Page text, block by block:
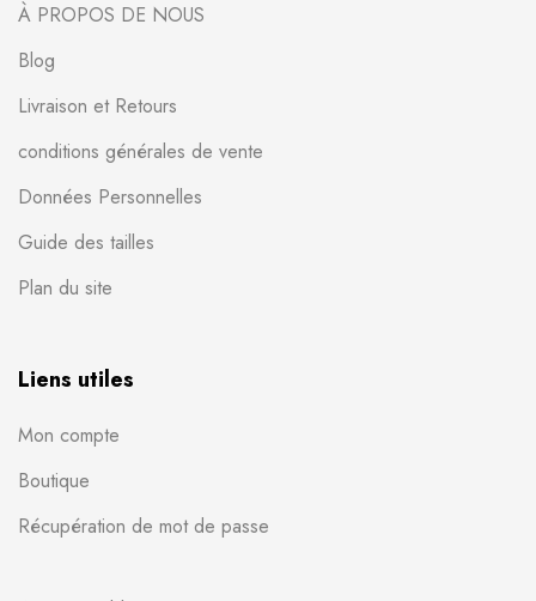
À PROPOS DE NOUS
Blog
Livraison et Retours
conditions générales de vente
Données Personnelles
Guide des tailles
Plan du site
Liens utiles
Mon compte
Boutique
Récupération de mot de passe